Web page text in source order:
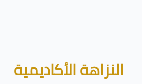
الكتل
النزاهة الأكاديمية